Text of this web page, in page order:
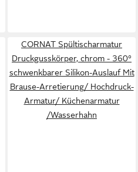
CORNAT Spültischarmatur
Druckgusskörper, chrom - 360°
schwenkbarer Silikon-Auslauf Mit
Brause-Arretierung/ Hochdruck-
Armatur/ Küchenarmatur
/Wasserhahn